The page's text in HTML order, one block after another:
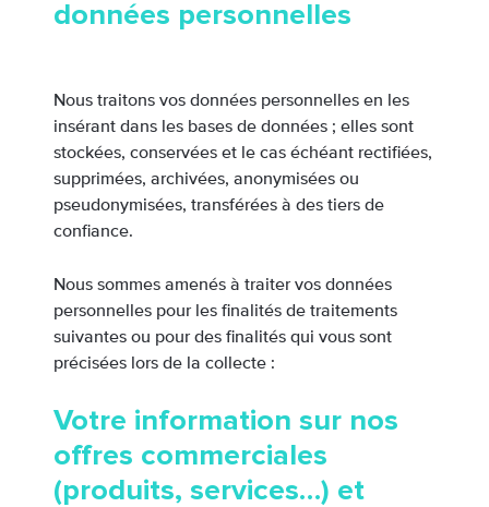
données personnelles
Nous traitons vos données personnelles en les
insérant dans les bases de données ; elles sont
stockées, conservées et le cas échéant rectifiées,
supprimées, archivées, anonymisées ou
pseudonymisées, transférées à des tiers de
confiance.
Nous sommes amenés à traiter vos données
personnelles pour les finalités de traitements
suivantes ou pour des finalités qui vous sont
précisées lors de la collecte :
Votre information sur nos
offres commerciales
(produits, services…) et